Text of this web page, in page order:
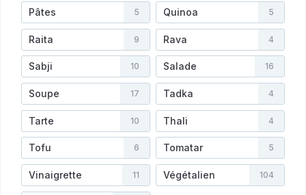
Pâtes 5 Quinoa 5
Raita 9 Rava 4
Sabji 10 Salade 16
Soupe 17 Tadka 4
Tarte 10 Thali 4
Tofu 6 Tomatar 5
Vinaigrette 11 Végétalien 104